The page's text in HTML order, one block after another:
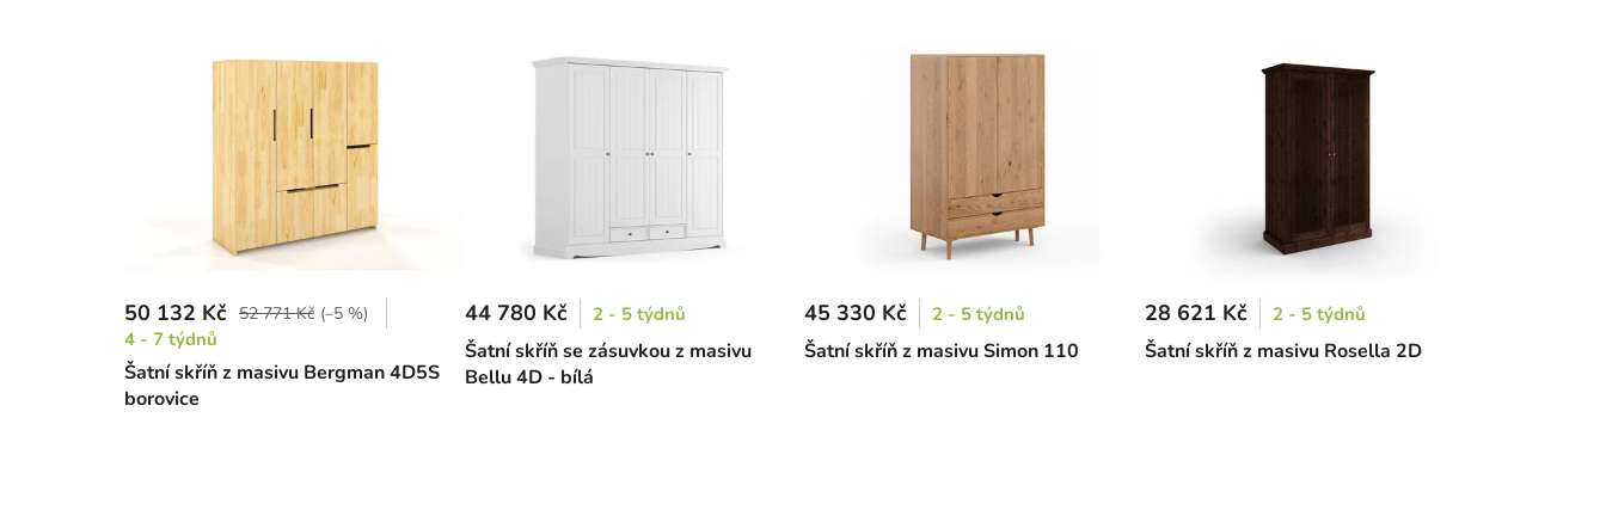
Šatní skříň z masivu Bergman 4D5S
borovice
50 132 Kč 52 771 Kč (–5 %)
4 - 7 týdnů
Šatní skříň se zásuvkou z masivu
Bellu 4D - bílá
44 780 Kč 2 - 5 týdnů
Šatní skříň z masivu Simon 110
45 330 Kč 2 - 5 týdnů
Šatní skříň z masivu Rosella 2D
28 621 Kč 2 - 5 týdnů